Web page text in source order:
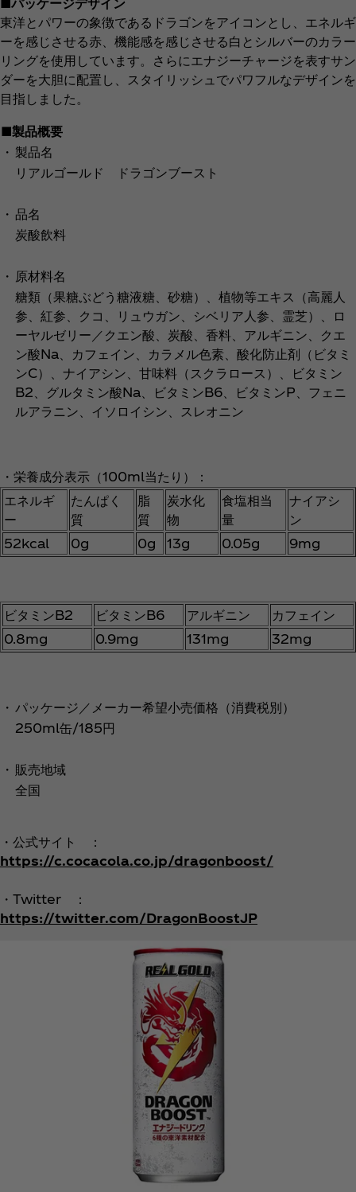
東洋とパワーの象徴であるドラゴンをアイコンとし、エネルギ
ーを感じさせる赤、機能感を感じさせる白とシルバーのカラー
リングを使用しています。さらにエナジーチャージを表すサン
ダーを大胆に配置し、スタイリッシュでパワフルなデザインを
目指しました。
■製品概要
・ 製品名
リアルゴールド ドラゴンブースト
・ 品名
炭酸飲料
・ 原材料名
糖類（果糖ぶどう糖液糖、砂糖）、植物等エキス（高麗人
参、紅参、クコ、リュウガン、シベリア人参、霊芝）、ロ
ーヤルゼリー／クエン酸、炭酸、香料、アルギニン、クエ
ン酸Na、カフェイン、カラメル色素、酸化防止剤（ビタミ
ンC）、ナイアシン、甘味料（スクラロース）、ビタミン
B2、グルタミン酸Na、ビタミンB6、ビタミンP、フェニ
ルアラニン、イソロイシン、スレオニン
・栄養成分表示（100ml当たり）：
エネルギ
ー
たんぱく
質
脂
質
炭水化
物
食塩相当
量
ナイアシ
ン
52kcal
0g 0g 13g 0.05g 9mg
ビタミンB2 ビタミンB6 アルギニン
カフェイン
0.8mg
0.9mg 131mg 32mg
・ パッケージ／メーカー希望小売価格（消費税別）
250ml缶/185円
・ 販売地域
全国
・公式サイト ：
https://c.cocacola.co.jp/dragonboost/
・Twitter ：
https://twitter.com/DragonBoostJP